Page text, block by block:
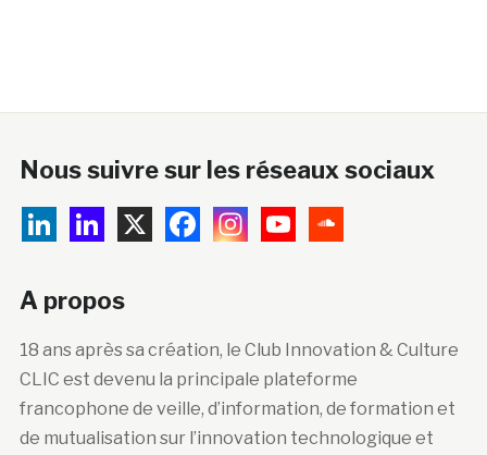
Nous suivre sur les réseaux sociaux
A propos
18 ans après sa création, le Club Innovation & Culture
CLIC est devenu la principale plateforme
francophone de veille, d’information, de formation et
de mutualisation sur l’innovation technologique et